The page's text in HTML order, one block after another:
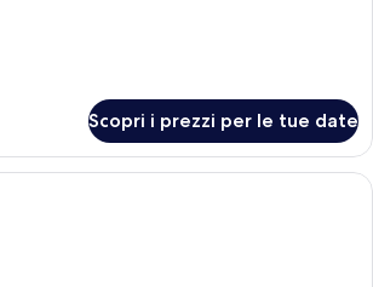
Scopri i prezzi per le tue date